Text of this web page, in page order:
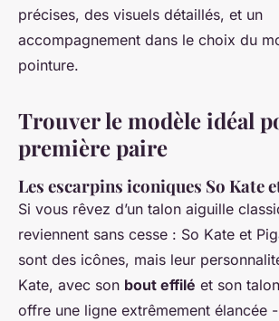
précises, des visuels détaillés, et un
accompagnement dans le choix du
pointure.
Trouver le modèle idéal
première paire
Les escarpins iconiques So Kate
Si vous rêvez d’un talon aiguille
reviennent sans cesse : So Kate et
sont des icônes, mais leur
Kate, avec son bout effilé et son
offre une ligne extrêmement élancée